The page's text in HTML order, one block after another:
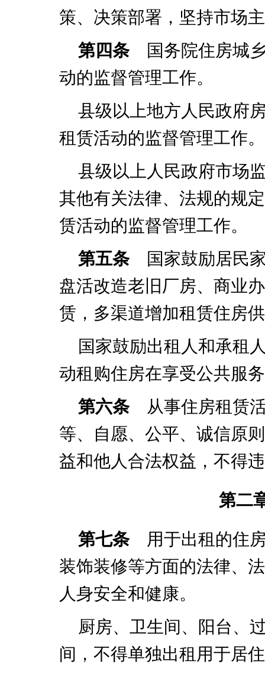
策、决策部署，坚持市场
第四条国务院住房城乡
动的监督管理工作。
县级以上地方人民政府
租赁活动的监督管理工作。
县级以上人民政府市场
其他有关法律、法规的规
赁活动的监督管理工作。
第五条国家鼓励居民家
盘活改造老旧厂房、商业
赁，多渠道增加租赁住房
国家鼓励出租人和承租
动租购住房在享受公共服
第六条从事住房租赁活
等、自愿、公平、诚信原
益和他人合法权益，不得
第二
第七条用于出租的住房
装饰装修等方面的法律、
人身安全和健康。
厨房、卫生间、阳台、
间，不得单独出租用于居